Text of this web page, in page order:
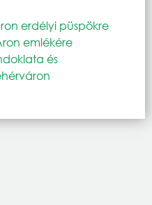
erdélyi püspökre
emlékére
és